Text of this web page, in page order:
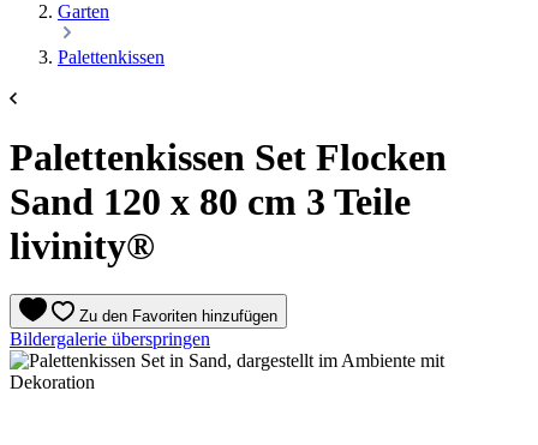
Garten
Palettenkissen
Palettenkissen Set Flocken
Sand 120 x 80 cm 3 Teile
livinity®
Zu den Favoriten hinzufügen
Bildergalerie überspringen